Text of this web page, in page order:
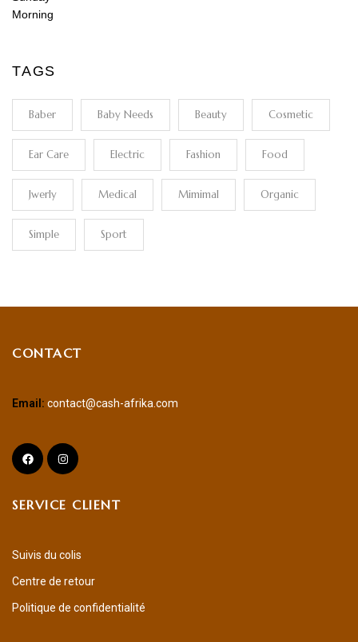
TAGS
Baber Baby Needs Beauty Cosmetic
Ear Care Electric Fashion Food
Jwerly Medical Mimimal Organic
Simple Sport
CONTACT
Email: contact@cash-afrika.com
SERVICE CLIENT
Suivis du colis
Centre de retour
Politique de confidentialité